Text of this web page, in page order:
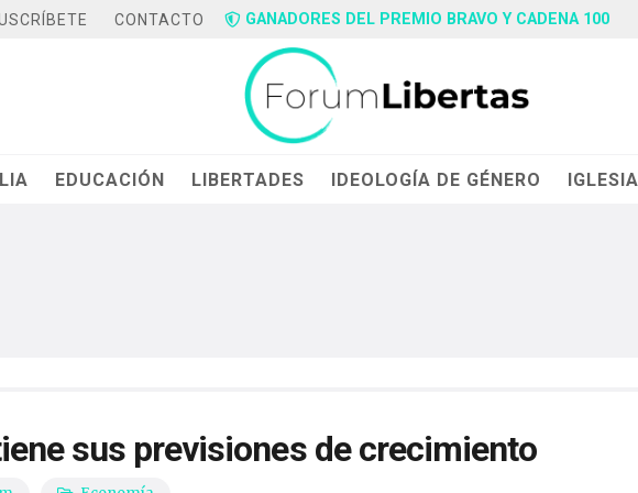
CONTACTO GANADORES DEL PREMIO BRAVO Y CADENA 100
EDUCACIÓN LIBERTADES IDEOLOGÍA DE GÉNERO IGLESIA
sus previsiones de crecimiento